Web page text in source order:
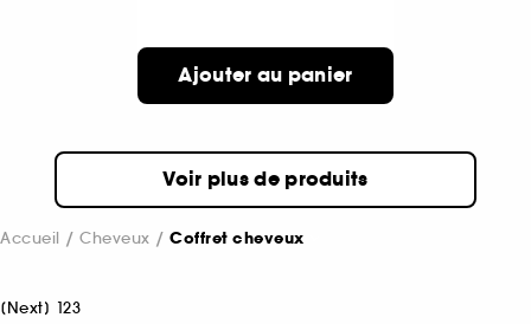
Ajouter au panier
Voir plus de produits
Accueil Cheveux Coffret cheveux
[Next] 123